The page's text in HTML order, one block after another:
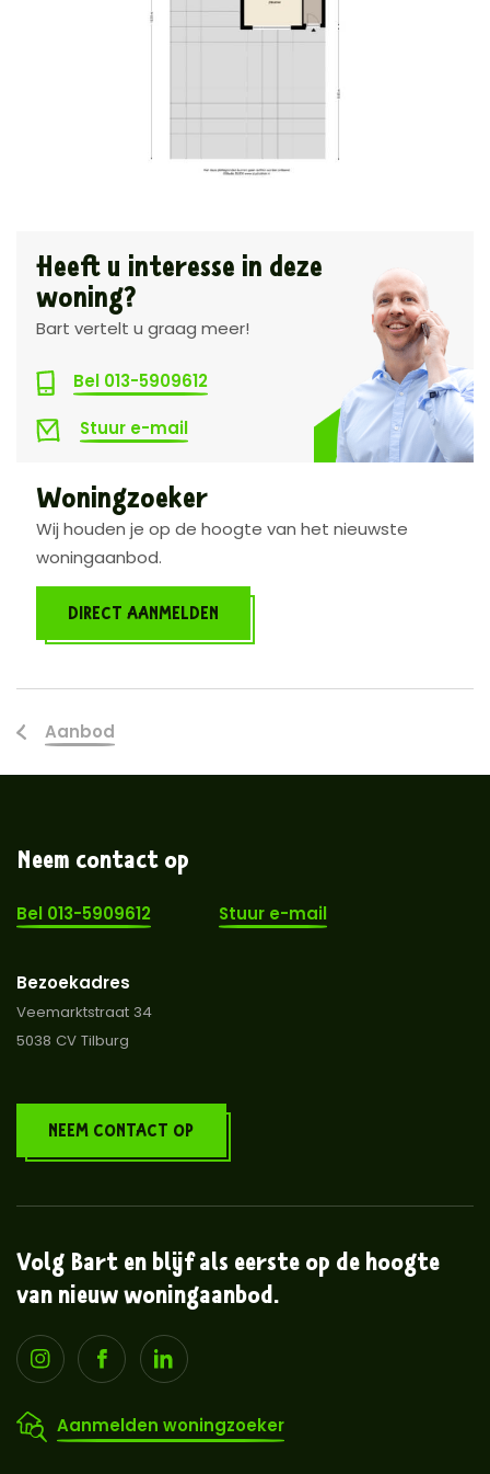
Heeft u interesse in deze
woning?
Bart vertelt u graag meer!
Bel 013-5909612
Stuur e-mail
Woningzoeker
Wij houden je op de hoogte van het nieuwste
woningaanbod.
DIRECT AANMELDEN
Aanbod
Neem contact op
Bel 013-5909612 Stuur e-mail
Bezoekadres
Veemarktstraat 34
5038 CV Tilburg
NEEM CONTACT OP
Volg Bart en blijf als eerste op de hoogte
van nieuw woningaanbod.
Aanmelden woningzoeker